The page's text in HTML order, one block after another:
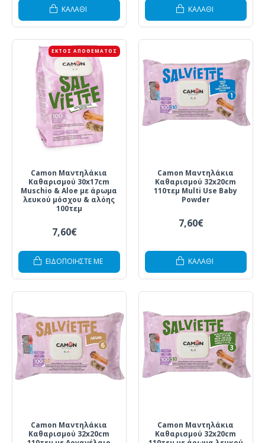
ΚΑΛΆΘΙ ΚΑΛΆΘΙ
ΕΚΤΌΣ ΑΠΟΘΈΜΑΤΟΣ
Camon Μαντηλάκια
Καθαρισμού 30x17cm
Muschio & Aloe με άρωμα
λευκού μόσχου & αλόης
100τεμ
7,60€
ΕΙΔΟΠΟΙΗΣΤΕ ΜΕ
Camon Μαντηλάκια
Καθαρισμού 32x20cm
110τεμ Multi Use Baby
Powder
7,60€
ΚΑΛΆΘΙ
Camon Μαντηλάκια
Καθαρισμού 32x20cm
Camon Μαντηλάκια
Καθαρισμού 32x20cm